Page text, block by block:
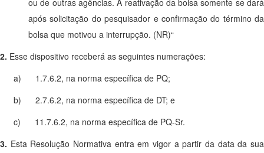
ou de outras agências. A reativação da bolsa somente se dará
após solicitação do pesquisador e confirmação do término da
bolsa que motivou a interrupção. (NR)“
2. Esse dispositivo receberá as seguintes numerações:
a) 1.7.6.2, na norma específica de PQ;
b) 2.7.6.2, na norma específica de DT; e
c) 11.7.6.2, na norma específica de PQ-Sr.
3. Esta Resolução Normativa entra em vigor a partir da data da sua